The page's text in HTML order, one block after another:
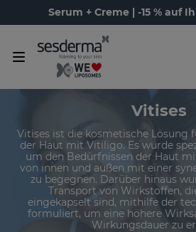
Serum + Creme | -15 % auf
Vitises
Vitises ist die kosmetische Lösung
der Haut mit Vitiligo. Es wurde
um den Bedürfnissen der Haut
von innen und außen mit einer
zu begegnen. Darüber hinaus
Transport von Wirkstoffen,
eingekapselt sind, mithilfe der
formuliert, um eine höhere
Wirkungsdauer zu